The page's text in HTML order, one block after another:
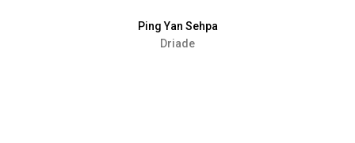
Ping Yan Sehpa
Driade